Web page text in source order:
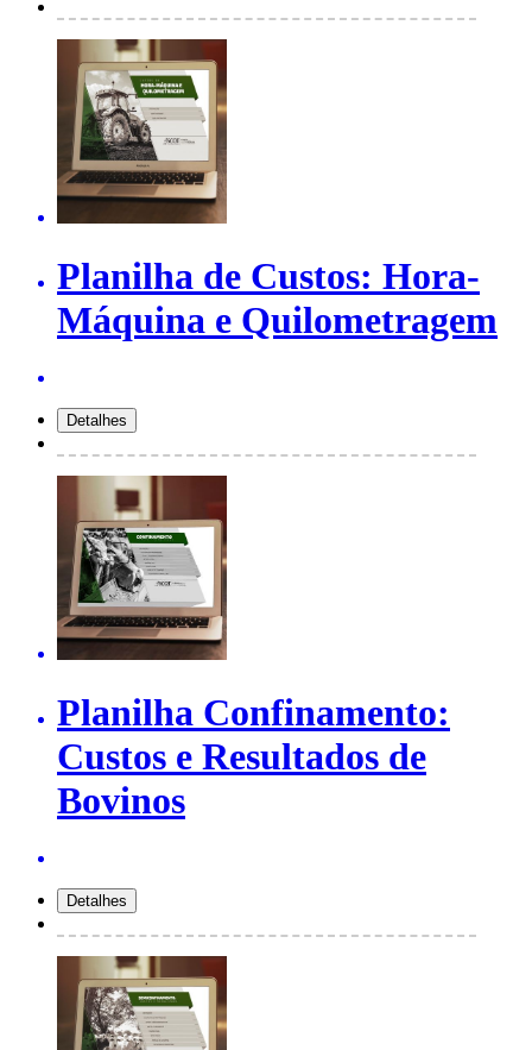
Planilha de Custos: Hora-
Máquina e Quilometragem
Planilha Confinamento:
Custos e Resultados de
Bovinos